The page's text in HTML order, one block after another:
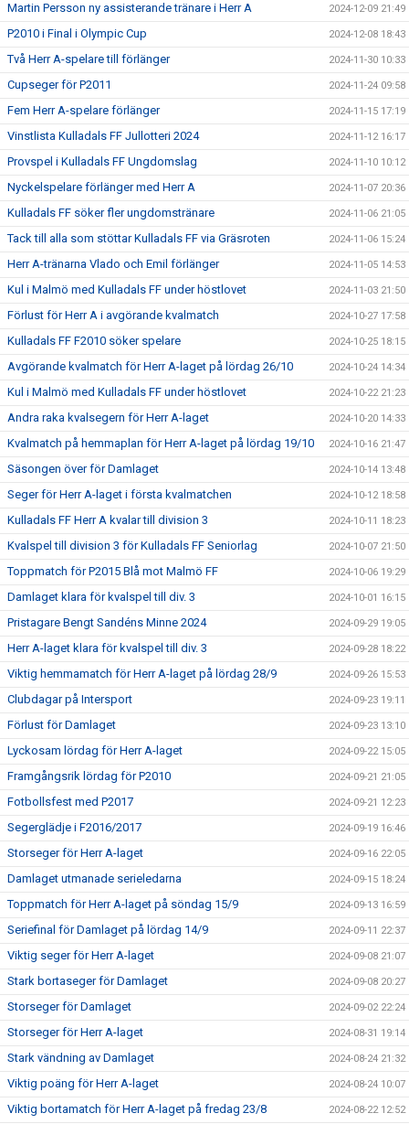
Martin Persson ny assisterande tränare i Herr A 2024-12-09 21:49
P2010 i Final i Olympic Cup 2024-12-08 18:43
Två Herr A-spelare till förlänger 2024-11-30 10:33
Cupseger för P2011 2024-11-24 09:58
Fem Herr A-spelare förlänger 2024-11-15 17:19
Vinstlista Kulladals FF Jullotteri 2024 2024-11-12 16:17
Provspel i Kulladals FF Ungdomslag 2024-11-10 10:12
Nyckelspelare förlänger med Herr A 2024-11-07 20:36
Kulladals FF söker fler ungdomstränare 2024-11-06 21:05
Tack till alla som stöttar Kulladals FF via Gräsroten 2024-11-06 15:24
Herr A-tränarna Vlado och Emil förlänger 2024-11-05 14:53
Kul i Malmö med Kulladals FF under höstlovet 2024-11-03 21:50
Förlust för Herr A i avgörande kvalmatch 2024-10-27 17:58
Kulladals FF F2010 söker spelare 2024-10-25 18:15
Avgörande kvalmatch för Herr A-laget på lördag 26/10 2024-10-24 14:34
Kul i Malmö med Kulladals FF under höstlovet 2024-10-22 21:23
Andra raka kvalsegern för Herr A-laget 2024-10-20 14:33
Kvalmatch på hemmaplan för Herr A-laget på lördag 19/10 2024-10-16 21:47
Säsongen över för Damlaget 2024-10-14 13:48
Seger för Herr A-laget i första kvalmatchen 2024-10-12 18:58
Kulladals FF Herr A kvalar till division 3 2024-10-11 18:23
Kvalspel till division 3 för Kulladals FF Seniorlag 2024-10-07 21:50
Toppmatch för P2015 Blå mot Malmö FF 2024-10-06 19:29
Damlaget klara för kvalspel till div. 3 2024-10-01 16:15
Pristagare Bengt Sandéns Minne 2024 2024-09-29 19:05
Herr A-laget klara för kvalspel till div. 3 2024-09-28 18:22
Viktig hemmamatch för Herr A-laget på lördag 28/9 2024-09-26 15:53
Clubdagar på Intersport 2024-09-23 19:11
Förlust för Damlaget 2024-09-23 13:10
Lyckosam lördag för Herr A-laget 2024-09-22 15:05
Framgångsrik lördag för P2010 2024-09-21 21:05
Fotbollsfest med P2017 2024-09-21 12:23
Segerglädje i F2016/2017 2024-09-19 16:46
Storseger för Herr A-laget 2024-09-16 22:05
Damlaget utmanade serieledarna 2024-09-15 18:24
Toppmatch för Herr A-laget på söndag 15/9 2024-09-13 16:59
Seriefinal för Damlaget på lördag 14/9 2024-09-11 22:37
Viktig seger för Herr A-laget 2024-09-08 21:07
Stark bortaseger för Damlaget 2024-09-08 20:27
Storseger för Damlaget 2024-09-02 22:24
Storseger för Herr A-laget 2024-08-31 19:14
Stark vändning av Damlaget 2024-08-24 21:32
Viktig poäng för Herr A-laget 2024-08-24 10:07
Viktig bortamatch för Herr A-laget på fredag 23/8 2024-08-22 12:52